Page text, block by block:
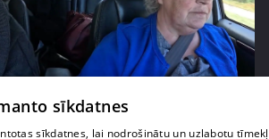
Margarita Kolosova
izdomu
sīkdatnes
sīkdatnes, lai nodrošinātu un uzlabotu